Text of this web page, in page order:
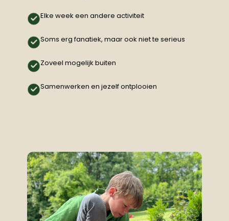
Elke week een andere activiteit
Soms erg fanatiek, maar ook niet te serieus
Zoveel mogelijk buiten
Samenwerken en jezelf ontplooien